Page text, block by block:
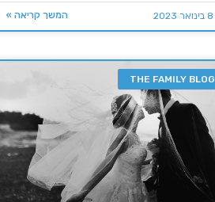
המשך קריאה » 8 בינואר 2023
THE FAMILY BLOG